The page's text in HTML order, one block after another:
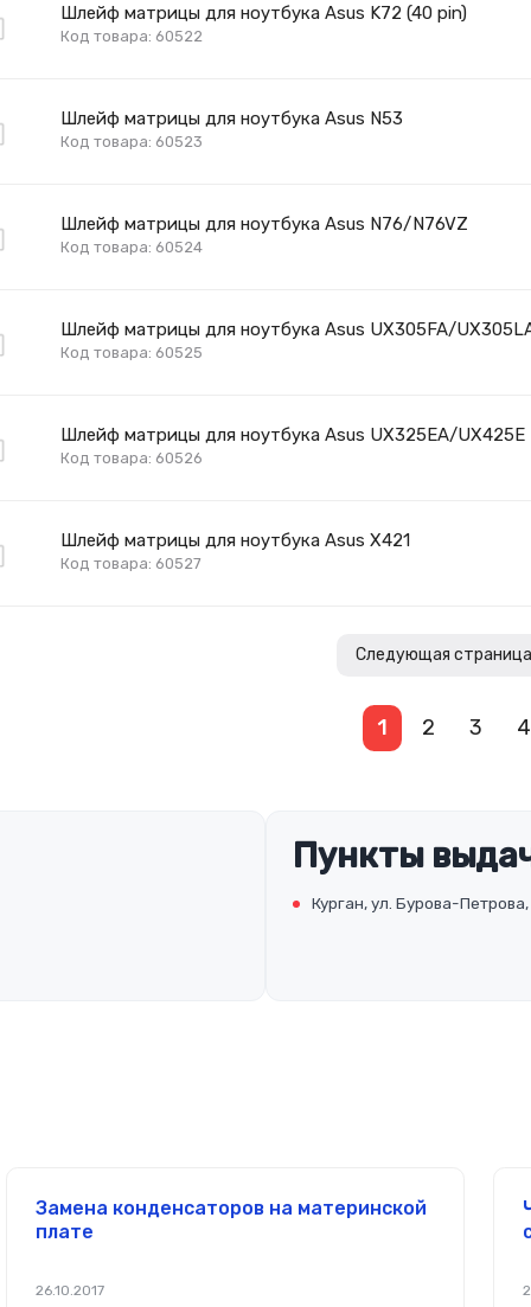
Шлейф матрицы для ноутбука Asus K72 (40 pin)
Код товара: 60522
Шлейф матрицы для ноутбука Asus N53
Код товара: 60523
Шлейф матрицы для ноутбука Asus N76/N76VZ
Код товара: 60524
Шлейф матрицы для ноутбука Asus UX305FA/
Код товара: 60525
Шлейф матрицы для ноутбука Asus UX325EA/UX425E
Код товара: 60526
Шлейф матрицы для ноутбука Asus X421
Код товара: 60527
Следующая
1 2 3 4
Пункты
Курган, ул. Бурова-Петрова,
Замена конденсаторов на материнской
плате
26.10.2017